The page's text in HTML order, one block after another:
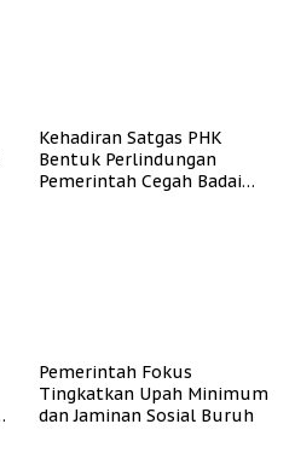
Kehadiran Satgas PHK
Bentuk Perlindungan
Pemerintah Cegah Badai
Pemerintah Fokus
Tingkatkan Upah Minimum
dan Jaminan Sosial Buruh